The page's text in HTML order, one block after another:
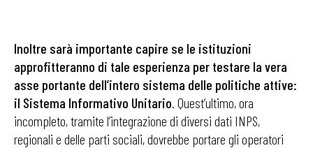
Inoltre sarà importante capire se le istituzioni
approfitteranno di tale esperienza per testare la vera
asse portante dell’intero sistema delle politiche attive:
il Sistema Informativo Unitario. Quest’ultimo, ora
incompleto, tramite l’integrazione di diversi dati INPS,
regionali e delle parti sociali, dovrebbe portare gli operatori